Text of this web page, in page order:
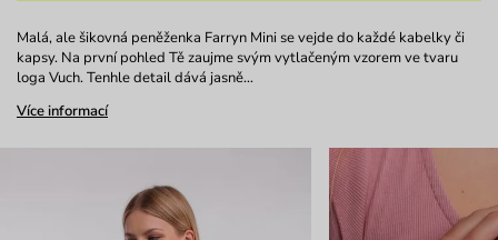
Malá, ale šikovná peněženka Farryn Mini se vejde do každé kabelky či
kapsy. Na první pohled Tě zaujme svým vytlačeným vzorem ve tvaru
loga Vuch. Tenhle detail dává jasně…
Více informací